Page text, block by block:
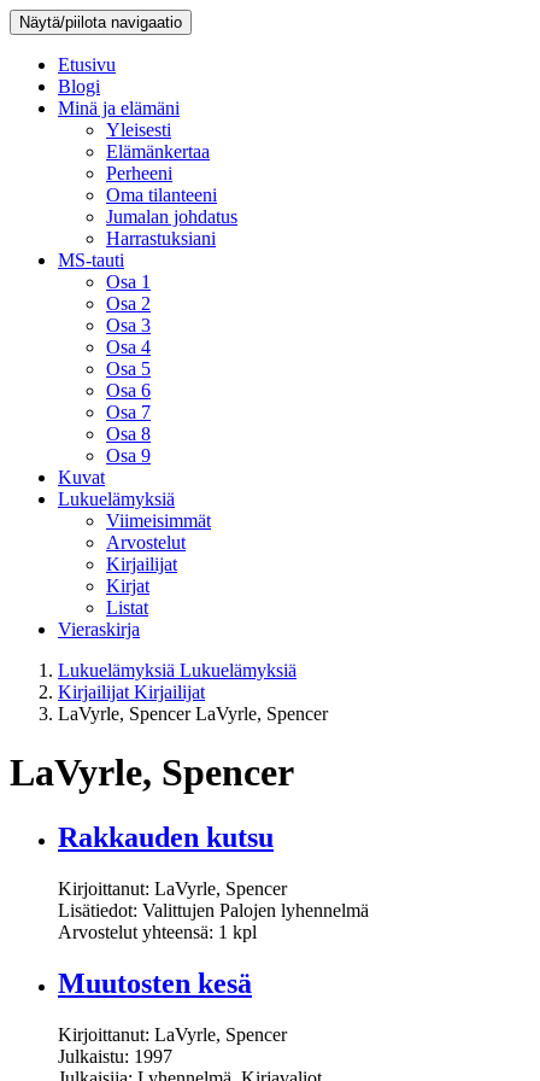
Näytä/piilota navigaatio
Etusivu
Blogi
Minä ja elämäni
Yleisesti
Elämänkertaa
Perheeni
Oma tilanteeni
Jumalan johdatus
Harrastuksiani
MS-tauti
Osa 1
Osa 2
Osa 3
Osa 4
Osa 5
Osa 6
Osa 7
Osa 8
Osa 9
Kuvat
Lukuelämyksiä
Viimeisimmät
Arvostelut
Kirjailijat
Kirjat
Listat
Vieraskirja
Lukuelämyksiä Lukuelämyksiä
Kirjailijat Kirjailijat
LaVyrle, Spencer LaVyrle, Spencer
LaVyrle, Spencer
Rakkauden kutsu
Kirjoittanut: LaVyrle, Spencer
Lisätiedot: Valittujen Palojen lyhennelmä
Arvostelut yhteensä: 1 kpl
Muutosten kesä
Kirjoittanut: LaVyrle, Spencer
Julkaistu: 1997